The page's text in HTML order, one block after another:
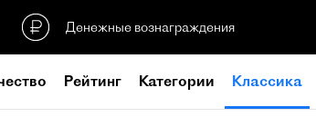
Денежные вознаграждения
Рейтинг Категории Классика